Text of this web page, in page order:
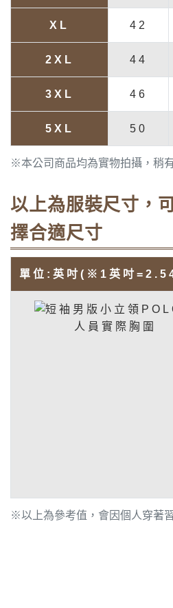
※本公司商品均為實物拍攝，稍
XL 42
2XL 44
3XL 46
5XL 50
以上為服裝尺寸，
擇合適尺寸
※以上為參考值，會因個人穿著
單位:英吋(※1英吋
人員實際胸圍